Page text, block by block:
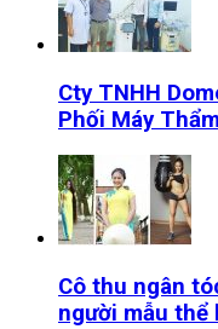
Cty TNHH
Phối Máy
Cô thu ngân
người mẫu thể